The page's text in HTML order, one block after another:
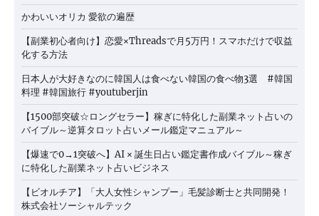
かわいいオリカ 愛欲の遍歴
【副業初心者向け】恋愛×Threadsで月5万円！スマホだけで収益
化する方法
日本人が大好きなのに韓国人は食べない韓国の食べ物3選 #韓国
料理 #韓国旅行 #youtuberjin
【1500部突破☆ロングセラー】稼ぎに特化した副業ネット占いの
バイブル～逆算タロット占いメール鑑定マニュアル～
【爆速で0→1突破へ】AI × 誕生日占い鑑定書作成バイブル～稼ぎ
に特化した副業ネット占いビジネス
【ビオルチア】「大人女性シャンプー」毛髪診断士と共同開発！
株式会社ソーシャルテック